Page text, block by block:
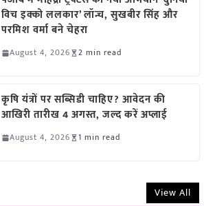
विच इक्को ललकार’ लॉन्च, सुखबीर सिंह और
परमिश वर्मा बने चेहरा
August 4, 2026 2 min read
कृषि यंत्रों पर सब्सिडी चाहिए? आवेदन की
आखिरी तारीख 4 अगस्त, जल्द करें अप्लाई
August 4, 2026 1 min read
View All